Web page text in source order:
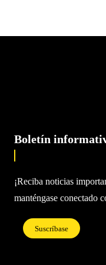
Boletín
¡Reciba noticias
manténgase conectado
Suscríbase